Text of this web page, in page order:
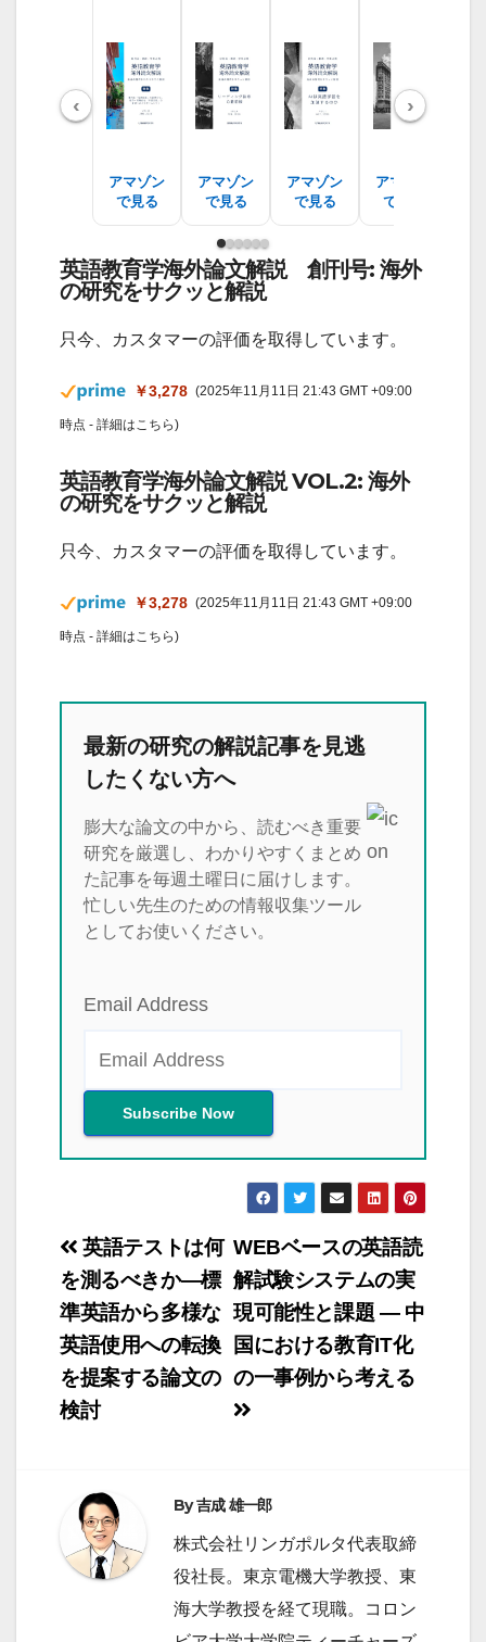
‹
アマゾン
で見る
アマゾン
で見る
アマゾン
で見る
アマゾン
で見る
›
英語教育学海外論文解説 創刊号: 海外
の研究をサクッと解説
只今、カスタマーの評価を取得しています。
￥3,278 (2025年11月11日 21:43 GMT +09:00
時点 - 詳細はこちら)
英語教育学海外論文解説 VOL.2: 海外
の研究をサクッと解説
只今、カスタマーの評価を取得しています。
￥3,278 (2025年11月11日 21:43 GMT +09:00
時点 - 詳細はこちら)
最新の研究の解説記事を見逃
したくない方へ
膨大な論文の中から、読むべき重要
研究を厳選し、わかりやすくまとめ
た記事を毎週土曜日に届けします。
忙しい先生のための情報収集ツール
としてお使いください。
Email Address
投
稿
ナ
ビ
ゲ
ョ
ン
WEBベースの英語読
解試験システムの実
現可能性と課題 ― 中
国における教育IT化
の一事例から考える
英語テストは何
を測るべきか―標
準英語から多様な
英語使用への転換
を提案する論文の
検討
By吉成 雄一郎
株式会社リンガポルタ代表取締
役社長。東京電機大学教授、東
海大学教授を経て現職。コロン